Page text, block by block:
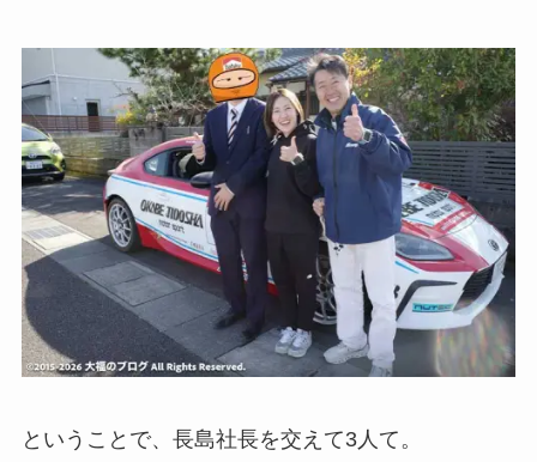
ということで、長島社長を交えて3人て。